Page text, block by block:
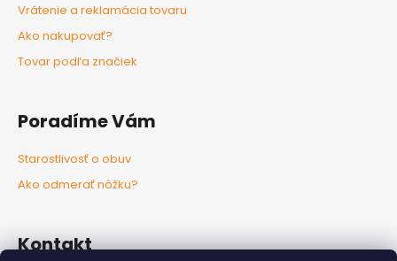
Vrátenie a reklamácia tovaru
Ako nakupovať?
Tovar podľa značiek
Poradíme Vám
Starostlivosť o obuv
Ako odmerať nôžku?
Kontakt